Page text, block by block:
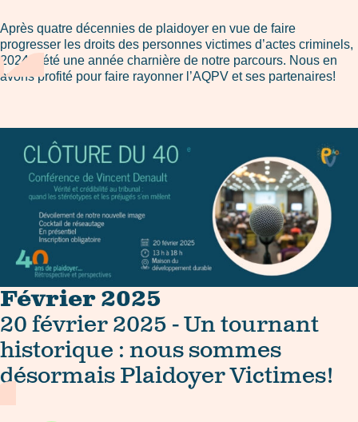
Après quatre décennies de plaidoyer en vue de faire
progresser les droits des personnes victimes d’actes criminels,
2024 a été une année charnière de notre parcours. Nous en
avons profité pour faire rayonner l’AQPV et ses partenaires!
Février 2025
20 février 2025 - Un tournant
historique : nous sommes
désormais Plaidoyer Victimes!